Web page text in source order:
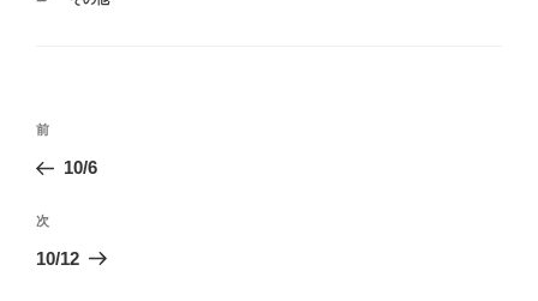
投
ナ
ビ
ゲ
前
の
稿
前
10/6
次
の
次
10/12